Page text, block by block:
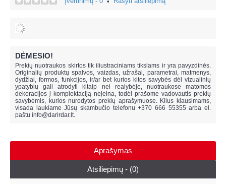
DĖMESIO!
Prekių nuotraukos skirtos tik iliustraciniams tikslams ir yra pavyzdinės.
Originalių produktų spalvos, vaizdas, užrašai, parametrai, matmenys,
dydžiai, formos, funkcijos, ir/ar bet kurios kitos savybės dėl vizualinių
ypatybių gali atrodyti kitaip nei realybėje, nuotraukose matomos
dekoracijos į komplektaciją neįeina, todėl prašome vadovautis prekių
savybėmis, kurios nurodytos prekių aprašymuose. Kilus klausimams,
visada laukiame Jūsų skambučio telefonu +370 666 55355 arba el.
paštu info@darirdar.lt.
Aprašymas
Atsiliepimų - (0)